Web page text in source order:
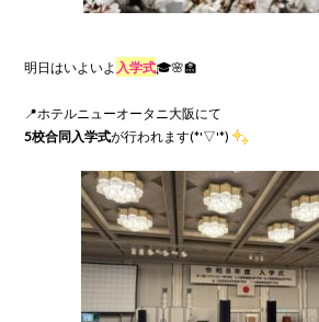
明日はいよいよ入学式🎓🌸🏫
5校合同入学式が行われます(*'▽'*)